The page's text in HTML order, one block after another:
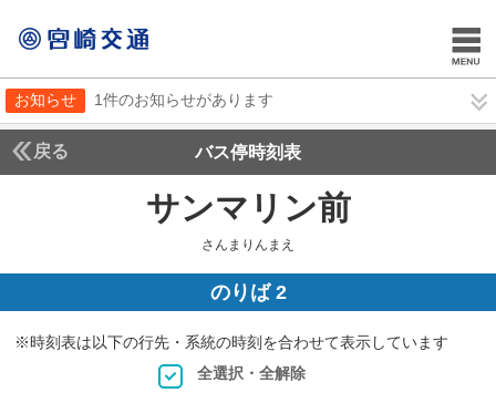
お知らせ 1件のお知らせがあります
戻る バス停時刻表
サンマリン前さんま
さんまりんまえ
のりば 2
※時刻表は以下の行先・系統の時刻を合わせて表示しています
全選択・全解除